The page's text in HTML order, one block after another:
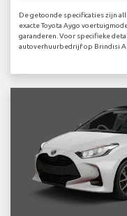
De getoonde specificaties zijn
exacte Toyota Aygo
garanderen. Voor specifieke
autoverhuurbedrijf op Brindisi